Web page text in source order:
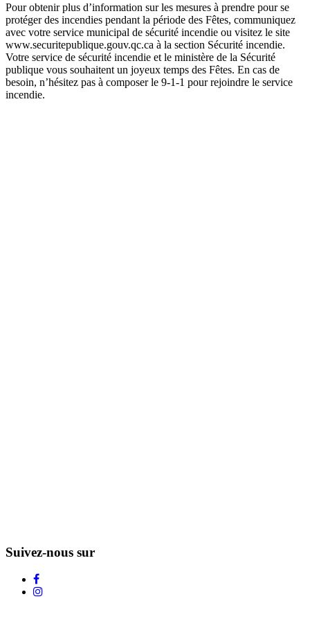
Pour obtenir plus d’information sur les mesures à prendre pour se
protéger des incendies pendant la période des Fêtes, communiquez
avec votre service municipal de sécurité incendie ou visitez le site
www.securitepublique.gouv.qc.ca à la section Sécurité incendie.
Votre service de sécurité incendie et le ministère de la Sécurité
publique vous souhaitent un joyeux temps des Fêtes. En cas de
besoin, n’hésitez pas à composer le 9-1-1 pour rejoindre le service
incendie.
Suivez-nous sur